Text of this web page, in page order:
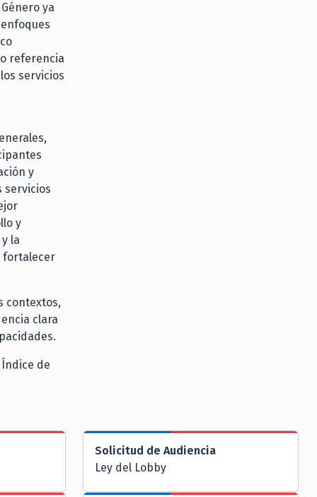
ya
referencia
servicios
y
servicios
y
la
fortalecer
contextos,
clara
de
Solicitud de Audiencia
Ley del Lobby